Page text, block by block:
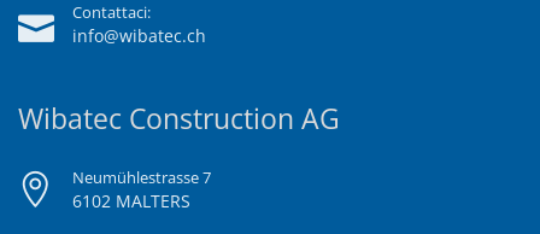
Contattaci:
info@wibatec.ch
Wibatec Construction AG
Neumühlestrasse 7
6102 MALTERS